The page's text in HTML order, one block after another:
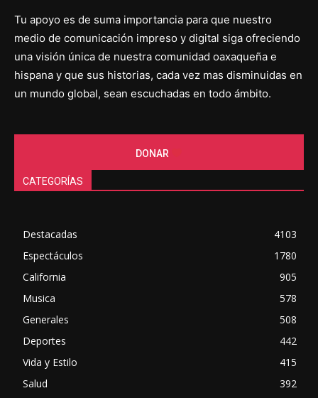
Tu apoyo es de suma importancia para que nuestro
medio de comunicación impreso y digital siga ofreciendo
una visión única de nuestra comunidad oaxaqueña e
hispana y que sus historias, cada vez mas disminuidas en
un mundo global, sean escuchadas en todo ámbito.
DONAR
CATEGORÍAS
Destacadas
4103
Espectáculos
1780
California
905
Musica
578
Generales
508
Deportes
442
Vida y Estilo
415
Salud
392